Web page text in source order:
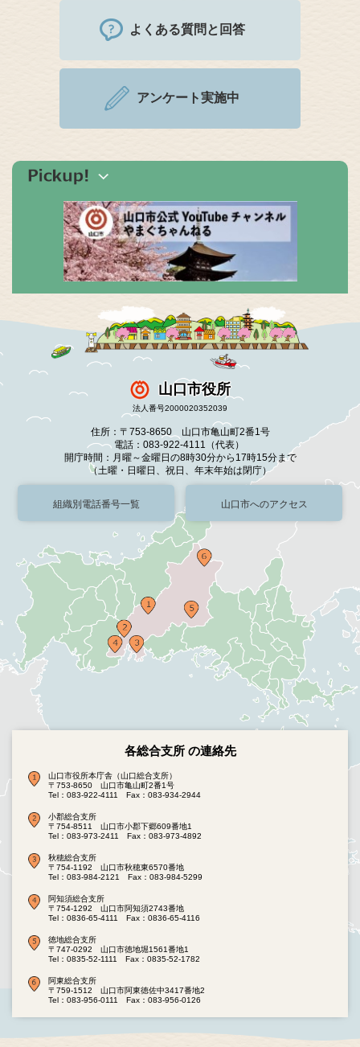
よくある質問と回答
アンケート実施中
山口市役所
法人番号2000020352039
住所：〒753-8650 山口市亀山町2番1号
電話：083-922-4111（代表）
開庁時間：月曜～金曜日の8時30分から17時15分まで
（土曜・日曜日、祝日、年末年始は閉庁）
組織別電話番号一覧 山口市へのアクセス
各総合支所 の連絡先
山口市役所本庁舎（山口総合支所）
〒753-8650 山口市亀山町2番1号
Tel：083-922-4111
Fax：083-934-2944
小郡総合支所
〒754-8511 山口市小郡下郷609番地1
Tel：083-973-2411
Fax：083-973-4892
秋穂総合支所
〒754-1192 山口市秋穂東6570番地
Tel：083-984-2121
Fax：083-984-5299
阿知須総合支所
〒754-1292 山口市阿知須2743番地
Tel：0836-65-4111
Fax：0836-65-4116
徳地総合支所
〒747-0292 山口市徳地堀1561番地1
Tel：0835-52-1111
Fax：0835-52-1782
阿東総合支所
〒759-1512 山口市阿東徳佐中3417番地2
Tel：083-956-0111
Fax：083-956-0126